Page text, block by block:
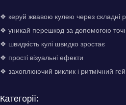
❖ керуй жвавою кулею через складні
❖ уникай перешкод за допомогою
❖ швидкість кулі швидко зростає
❖ прості візуальні ефекти
❖ захоплюючий виклик і ритмічний
Категорії: